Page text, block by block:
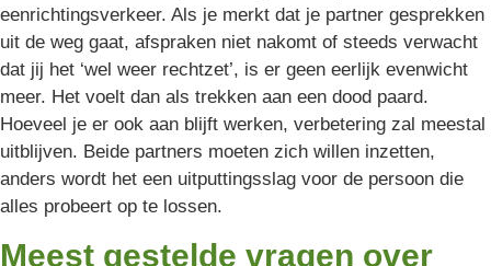
eenrichtingsverkeer. Als je merkt dat je partner gesprekken
uit de weg gaat, afspraken niet nakomt of steeds verwacht
dat jij het ‘wel weer rechtzet’, is er geen eerlijk evenwicht
meer. Het voelt dan als trekken aan een dood paard.
Hoeveel je er ook aan blijft werken, verbetering zal meestal
uitblijven. Beide partners moeten zich willen inzetten,
anders wordt het een uitputtingsslag voor de persoon die
alles probeert op te lossen.
Meest gestelde vragen over